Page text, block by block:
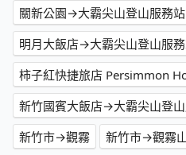
關新公園→大霸尖山登山服務站
明月大飯店→大霸尖山登山服
柿子紅快捷旅店 Persimmon
新竹國賓大飯店→大霸尖山登
新竹市→觀霧
新竹市→觀霧